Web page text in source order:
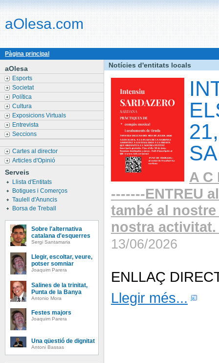
aOlesa.com
Pàgina principal
aOlesa
Esports
Societat
Política
Cultura
Exposicions Virtuals
Entrevista
Seccions
Cartes al director
Articles d'Opinió
Serveis
Llista d'Entitats
Botigues i Comerços
Taulell d'Anuncis
Borsa de Treball
Sobre l'alternativa
catalana d'esquerres
Sergi Santamaria
Llegir, escoltar, veure,
potser somniar
Joaquim Parera
Salines de la trinitat,
Punta de la Banya
Antonio Mora
Festes majors
Joaquim Parera
Una qüestió de dignitat
Antoni Bassas
Notícies d'entitats locals
A C
-------ENTREU
també al
nostra activitat.
13/06/2026
ENLLAÇ
Llegir més...